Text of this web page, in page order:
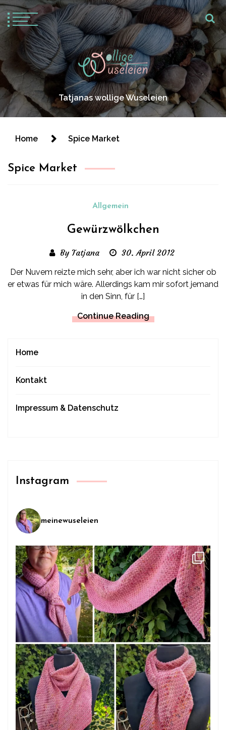
Tatjanas wollige Wuseleien
Home Spice Market
Spice Market
Allgemein
Gewürzwölkchen
By Tatjana 30. April 2012
Der Nuvem reizte mich sehr, aber ich war nicht sicher ob
er etwas für mich wäre. Allerdings kam mir sofort jemand
in den Sinn, für […]
Continue Reading
Home
Kontakt
Impressum & Datenschutz
Instagram
meinewuseleien